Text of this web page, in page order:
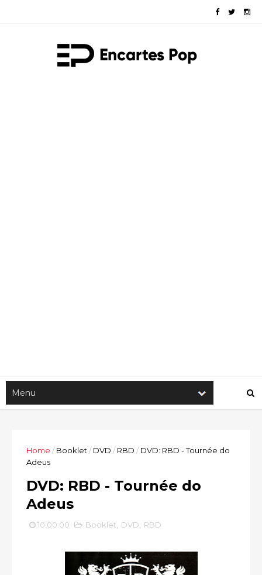
Home / Booklet / DVD / RBD / DVD: RBD - Tournée do
Adeus
DVD: RBD - Tournée do
Adeus
10:00:00 Booklet DVD RBD